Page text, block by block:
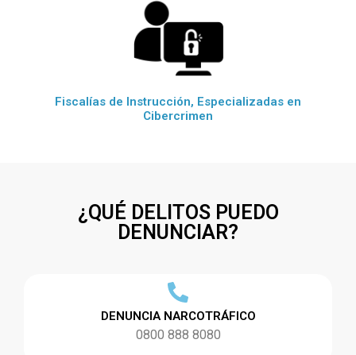
Fiscalías de Instrucción, Especializadas en
Cibercrimen
¿QUÉ DELITOS PUEDO
DENUNCIAR?
DENUNCIA NARCOTRÁFICO
0800 888 8080